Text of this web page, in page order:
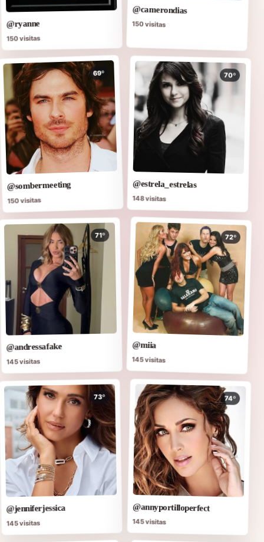
@ryanne
150 visitas
@camerondias
150 visitas
69º
@sombermeeting
150 visitas
70º
@estrela_estrelas
148 visitas
71º
@andressafake
145 visitas
72º
@miia
145 visitas
73º
@jenniferjessica
145 visitas
74º
@annyportilloperfect
145 visitas